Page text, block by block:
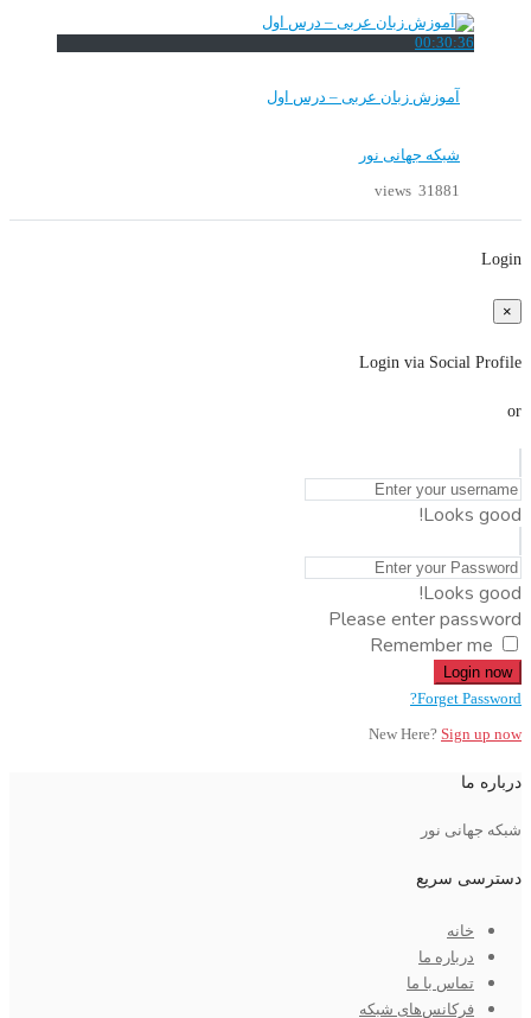
00:30:36
آموزش زبان عربی – درس اول
شبکه جهانی نور
31881 views
Login
×
Login via Social Profile
or
Looks good!
Looks good!
Please enter password
Remember me
Login now
Forget Password?
New Here? Sign up now
درباره ما
شبکه جهانی نور
دسترسی سریع
خانه
درباره ما
تماس با ما
فرکانس‌های شبکه